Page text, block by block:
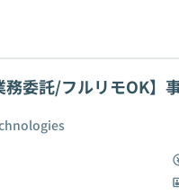
務委託/フルリモOK】